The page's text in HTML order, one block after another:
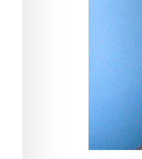
Евгений
Фото:
Светлана